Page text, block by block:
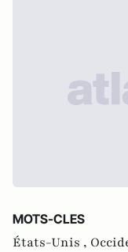
MOTS-CLES
États-Unis ,